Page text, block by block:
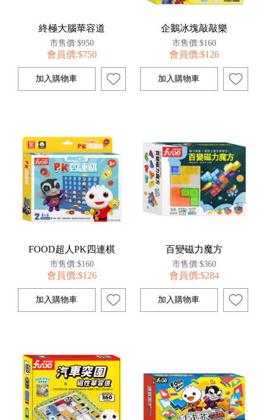
終極大腦華容道
市售價:$950
會員價:$750
企鵝冰塊敲敲樂
市售價:$160
會員價:$126
FOOD超人PK四連棋
市售價:$160
會員價:$126
百變磁力魔方
市售價:$360
會員價:$284